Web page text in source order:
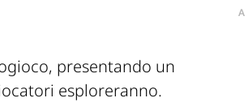
presentando un
esploreranno.